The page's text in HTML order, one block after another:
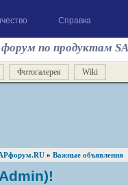
Справка
по продуктам
Фотогалерея Wiki
» Важные объявления